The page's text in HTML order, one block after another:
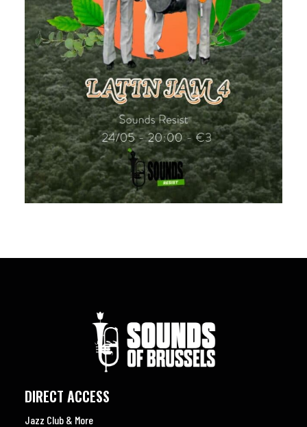
DIRECT ACCESS
Jazz Club & More